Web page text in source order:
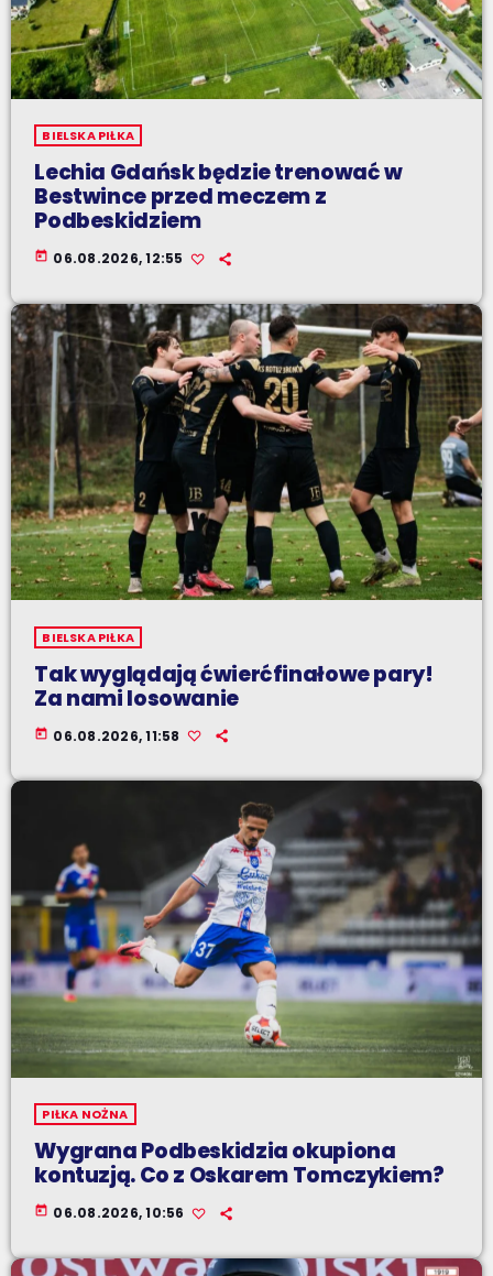
BIELSKA PIŁKA
Lechia Gdańsk będzie trenować w
Bestwince przed meczem z
Podbeskidziem
today 06.08.2026, 12:55
BIELSKA PIŁKA
Tak wyglądają ćwierćfinałowe pary!
Za nami losowanie
today 06.08.2026, 11:58
PIŁKA NOŻNA
Wygrana Podbeskidzia okupiona
kontuzją. Co z Oskarem Tomczykiem?
today 06.08.2026, 10:56